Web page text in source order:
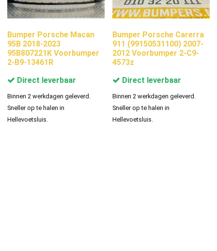
Bumper Porsche Macan
95B 2018-2023
95B807221K Voorbumper
2-B9-13461R
Direct leverbaar
Binnen 2 werkdagen geleverd.
Sneller op te halen in
Hellevoetsluis.
Bumper Porsche Carerra
911 (99150531100) 2007-
2012 Voorbumper 2-C9-
4573z
Direct leverbaar
Binnen 2 werkdagen geleverd.
Sneller op te halen in
Hellevoetsluis.